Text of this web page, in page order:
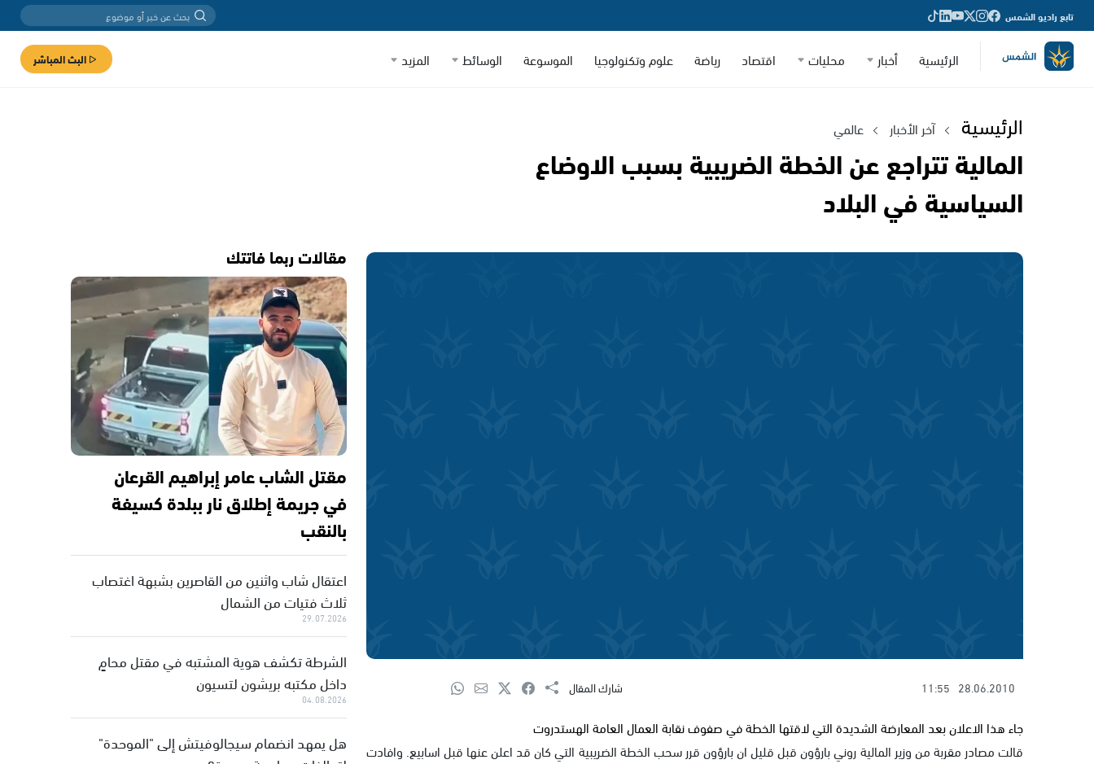
تابع راديو الشمس
الرئيسية أخبار محليات اقتصاد رياضة علوم وتكنولوجيا الموسوعة الوسائط المزيد البث المباشر
الرئيسية آخر الأخبار عالمي
المالية تتراجع عن الخطة الضريبية بسبب الاوضاع
السياسية في البلاد
28.06.2010
11:55 شارك المقال
جاء هذا الاعلان بعد المعارضة الشديدة التي لاقتها الخطة في صفوف نقابة العمال العامة الهستدروت
قالت مصادر مقربة من وزير المالية روني بارؤون قبل قليل ان بارؤون قرر سحب الخطة الضريبية التي كان قد اعلن عنها قبل اسابيع. وافادت
مقالات ربما فاتتك
مقتل الشاب عامر إبراهيم القرعان
في جريمة إطلاق نار ببلدة كسيفة
بالنقب
اعتقال شاب واثنين من القاصرين بشبهة اغتصاب
ثلاث فتيات من الشمال
29.07.2026
الشرطة تكشف هوية المشتبه في مقتل محامٍ
داخل مكتبه بريشون لتسيون
04.08.2026
هل يمهد انضمام سيجالوفيتش إلى "الموحدة"